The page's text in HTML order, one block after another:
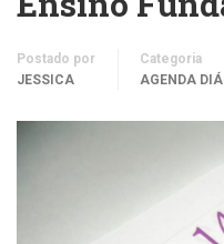
Postado por
JESSICA
Categoria
AGENDA